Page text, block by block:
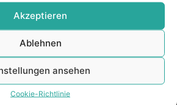
Akzeptieren
Ablehnen
ansehen
Cookie-Richtlinie
Adresse
Immobilien Speicherstraße 5
60327 Frankfurt